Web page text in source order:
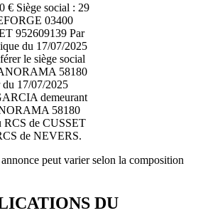
€ Siège social : 29
03400
952609139 Par
du 17/07/2025
le siège social
58180
17/07/2025
demeurant
58180
de CUSSET
de NEVERS.
peut varier selon la composition
DU